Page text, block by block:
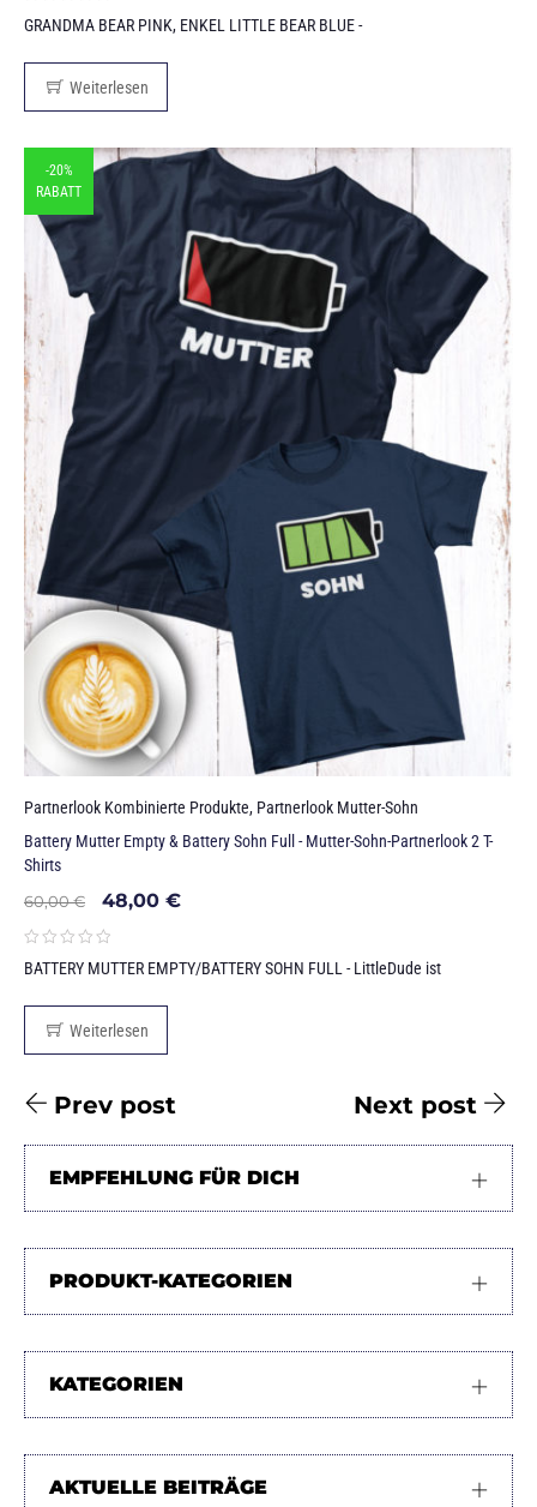
GRANDMA BEAR PINK, ENKEL LITTLE BEAR BLUE -
Weiterlesen
-20%
RABATT
Partnerlook Kombinierte Produkte, Partnerlook Mutter-Sohn
Battery Mutter Empty & Battery Sohn Full - Mutter-Sohn-Partnerlook 2 T-
Shirts
60,00€ 48,00 €
BATTERY MUTTER EMPTY/BATTERY SOHN FULL - LittleDude ist
Weiterlesen
Prev post Next post
EMPFEHLUNG FÜR DICH
PRODUKT-KATEGORIEN
KATEGORIEN
AKTUELLE BEITRÄGE